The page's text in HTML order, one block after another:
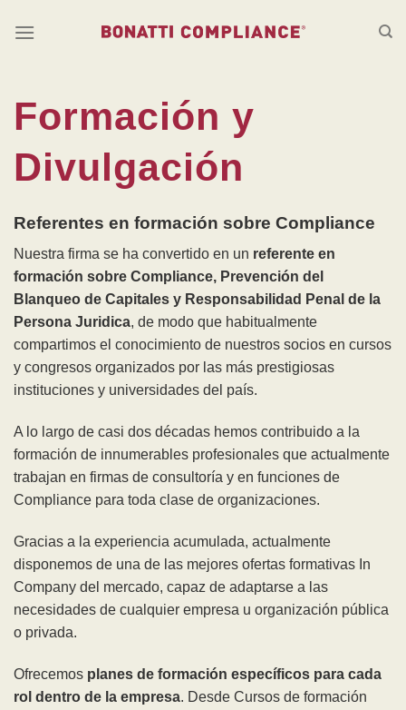
Formación y
Divulgación
Referentes en formación sobre Compliance
Nuestra firma se ha convertido en un referente en
formación sobre Compliance, Prevención del
Blanqueo de Capitales y Responsabilidad Penal de la
Persona Juridica, de modo que habitualmente
compartimos el conocimiento de nuestros socios en cursos
y congresos organizados por las más prestigiosas
instituciones y universidades del país.
A lo largo de casi dos décadas hemos contribuido a la
formación de innumerables profesionales que actualmente
trabajan en firmas de consultoría y en funciones de
Compliance para toda clase de organizaciones.
Gracias a la experiencia acumulada, actualmente
disponemos de una de las mejores ofertas formativas In
Company del mercado, capaz de adaptarse a las
necesidades de cualquier empresa u organización pública
o privada.
Ofrecemos planes de formación específicos para cada
rol dentro de la empresa. Desde Cursos de formación